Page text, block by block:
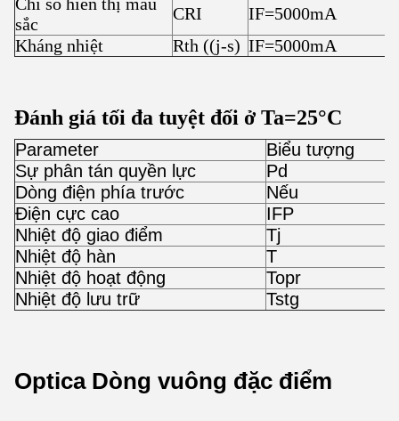
sắc
CRI IF=5000mA
Kháng nhiệt
Rth ((j-s) IF=5000mA
Đánh giá tối đa tuyệt đối ở Ta=25°C
Parameter Biểu tượng
Sự phân tán quyền lực
Pd
Dòng điện phía trước
Nếu
Điện cực cao
IFP
Nhiệt độ giao điểm
Tj
Nhiệt độ hàn
T
Nhiệt độ hoạt động
Topr
Nhiệt độ lưu trữ
Tstg
Optica Dòng vuông đặc điểm